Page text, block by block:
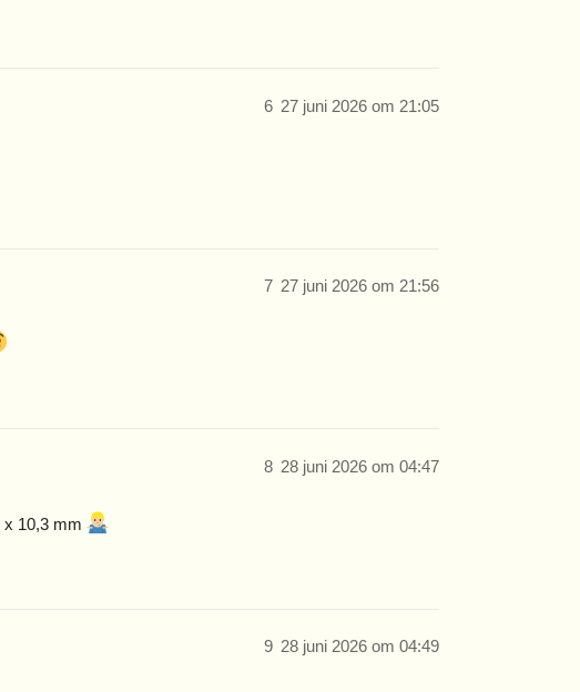
27 juni 2026 om 21:05
6
27 juni 2026 om 21:56
7
28 juni 2026 om 04:47
8
x 10,3 mm
28 juni 2026 om 04:49
9